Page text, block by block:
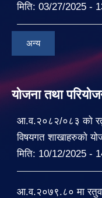
मिति: 03/27/2025 -
अन्य
योजना तथा
आ.व.२०८२/०८३ को
विषयगत शाखाहरुको
मिति: 10/12/2025 -
आ.व.२०७९.८० मा